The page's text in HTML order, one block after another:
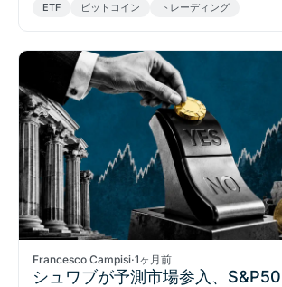
ETF ビットコイン トレーディング
Francesco Campisi·1ヶ月前
シュワブが予測市場参入、